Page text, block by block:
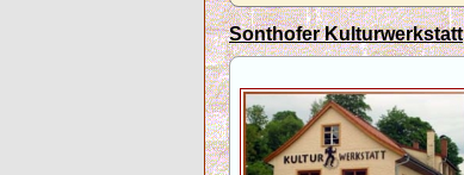
Sonthofer Kulturwerkstatt